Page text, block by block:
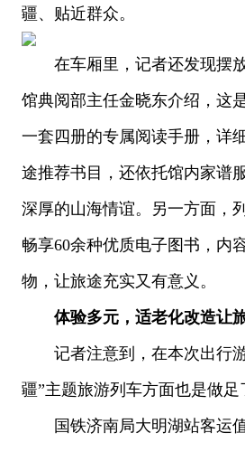
疆、贴近群众。
在车厢里，记者还发现摆放
馆典阅部主任金晓东介绍，这
一套四册的专属阅读手册，详
途推荐书目，还依托馆内家谱
深厚的山海情谊。另一方面，
畅享60余种优质电子图书，内
物，让旅途充实又有意义。
体验多元，适老化改造让
记者注意到，在本次出行游
疆”主题旅游列车方面也是做
国铁济南局大明湖站客运值